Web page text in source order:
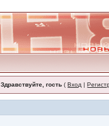
Здравствуйте, гость (Вход |